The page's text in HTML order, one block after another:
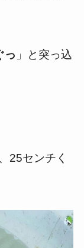
っ 」と突っ込
25センチく